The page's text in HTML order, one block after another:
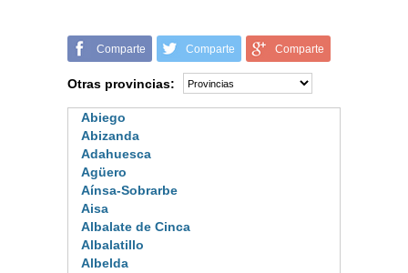
Comparte Comparte Comparte
Otras provincias:
Abiego
Abizanda
Adahuesca
Agüero
Aínsa-Sobrarbe
Aisa
Albalate de Cinca
Albalatillo
Albelda